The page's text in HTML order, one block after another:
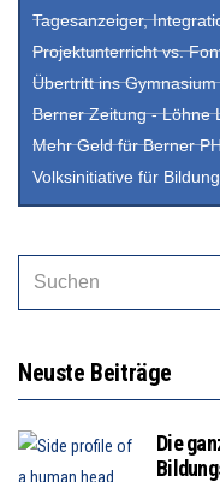
Tagesanzeiger,
Projektunterricht vs.
Übertritt ins
Berner Zeitung - Löhne
Mehr Geld für Berner
Volksinitiative für Bildung
Neuste Beiträge
Die